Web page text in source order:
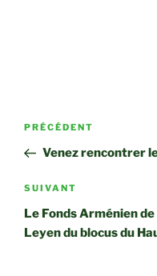
Navigation
l’article
Article
précédent
PRÉCÉDENT
Venez rencontrer
Article
suivant
SUIVANT
Le Fonds Arménien
Leyen du blocus du